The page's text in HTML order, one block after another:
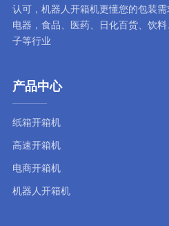
认可， 机器人开箱机更懂您的包装需
电器，食品、医药、日化百货、饮
子等行业
产品中心
纸箱开箱机
高速开箱机
电商开箱机
机器人开箱机